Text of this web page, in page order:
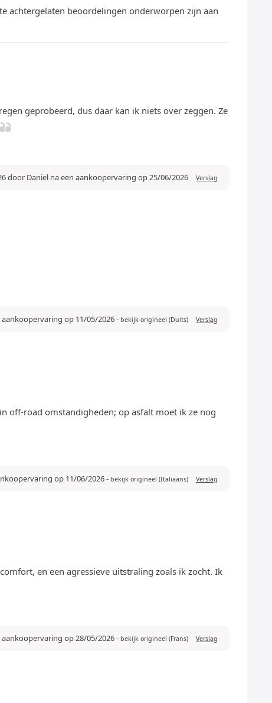
achtergelaten beoordelingen onderworpen zijn aan
geprobeerd, dus daar kan ik niets over zeggen. Ze
door Daniel na een aankoopervaring op 25/06/2026 Verslag
op 11/05/2026- bekijk origineel (Duits) Verslag
off-road omstandigheden; op asfalt moet ik ze nog
op 11/06/2026- bekijk origineel (Italiaans) Verslag
en een agressieve uitstraling zoals ik zocht. Ik
op 28/05/2026- bekijk origineel (Frans) Verslag